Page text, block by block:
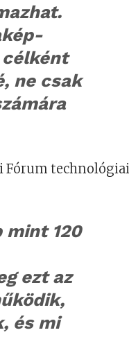
ne csak
Fórum technológiai
mint 120
ezt az
és mi